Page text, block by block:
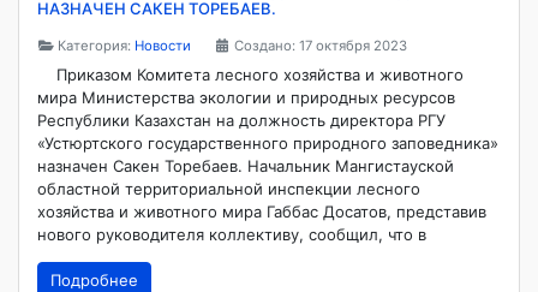
НАЗНАЧЕН САКЕН ТОРЕБАЕВ.
Категория: Новости Создано: 17 октября 2023
Приказом Комитета лесного хозяйства и животного
мира Министерства экологии и природных ресурсов
Республики Казахстан на должность директора РГУ
«Устюртского государственного природного заповедника»
назначен Сакен Торебаев. Начальник Мангистауской
областной территориальной инспекции лесного
хозяйства и животного мира Габбас Досатов, представив
нового руководителя коллективу, сообщил, что в
Подробнее